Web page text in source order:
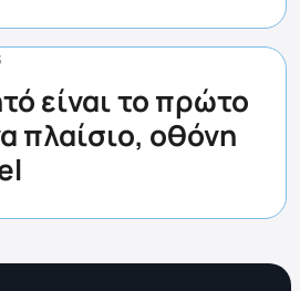
είναι το πρώτο
πλαίσιο, οθόνη